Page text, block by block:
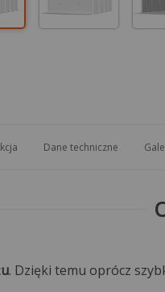
Dane techniczne
. Dzięki temu oprócz